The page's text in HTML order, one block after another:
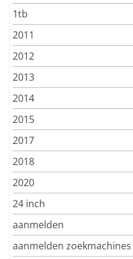
1tb
2011
2012
2013
2014
2015
2017
2018
2020
24 inch
aanmelden
aanmelden zoekmachines